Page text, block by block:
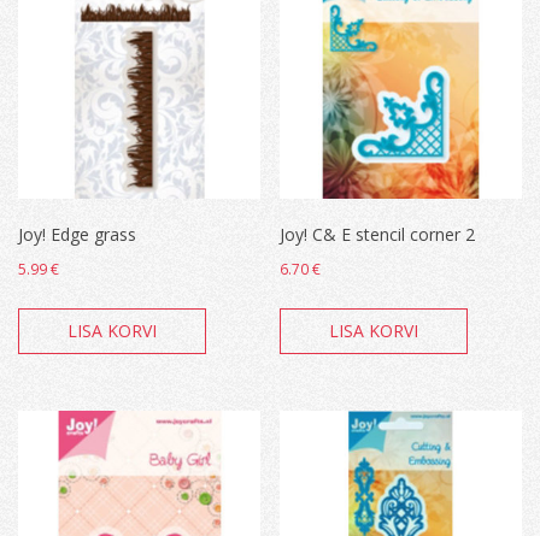
Joy! Edge grass
5.99€
LISA KORVI
Joy! C& E stencil corner 2
6.70€
LISA KORVI